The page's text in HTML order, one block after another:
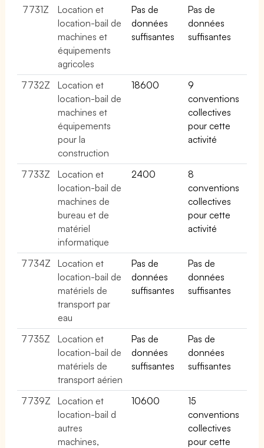
7731Z
Location et
location-bail de
machines et
équipements
agricoles
Pas de
données
suffisantes
Pas de
données
suffisantes
7732Z
Location et
location-bail de
machines et
équipements
pour la
construction
18600
9
conventions
collectives
pour cette
activité
7733Z
Location et
location-bail de
machines de
bureau et de
matériel
informatique
2400
8
conventions
collectives
pour cette
activité
7734Z
Location et
location-bail de
matériels de
transport par
eau
Pas de
données
suffisantes
Pas de
données
suffisantes
7735Z
Location et
location-bail de
matériels de
transport aérien
Pas de
données
suffisantes
Pas de
données
suffisantes
7739Z
Location et
location-bail d
autres
machines,
10600
15
conventions
collectives
pour cette